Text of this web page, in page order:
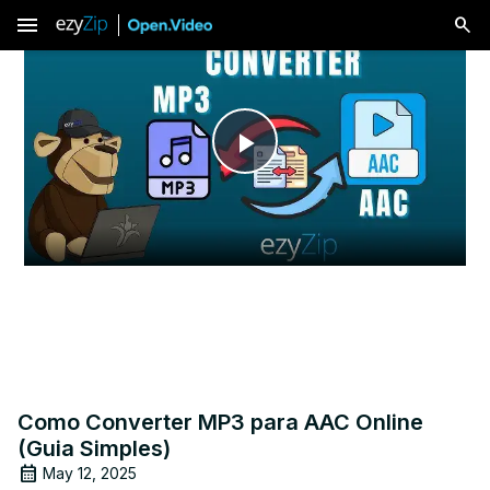
menu
Play
Video
Como Converter MP3 para AAC Online
(Guia Simples)
May 12, 2025